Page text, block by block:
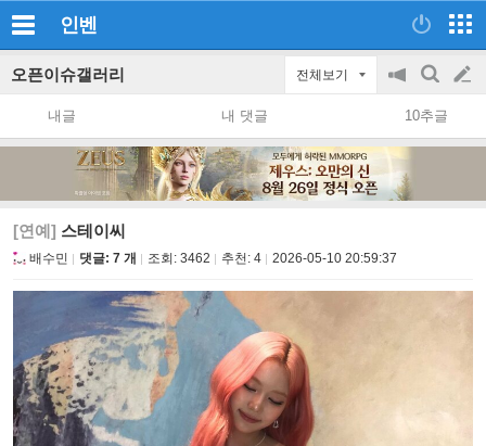
인벤
오픈이슈갤러리 전체보기
공
지
on/off
검
색
글
쓰
내글 내 댓글 10추글
[연예] 스테이씨
배수민 댓글: 7 개 조회: 3462 추천: 4 2026-05-10 20:59:37